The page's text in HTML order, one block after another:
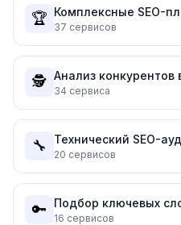
🏆 Комплексные SEO-
37 сервисов
🕵️ Анализ конкурентов
34 сервиса
🔧 Технический SEO-
20 сервисов
🔑 Подбор ключевых
16 сервисов